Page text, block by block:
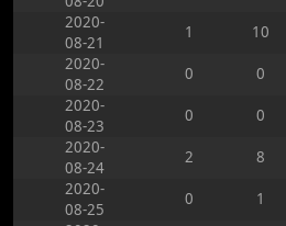
2020-
08-21
1 10
2020-
08-22
0 0
2020-
08-23
0 0
2020-
08-24
2 8
2020-
08-25
0 1